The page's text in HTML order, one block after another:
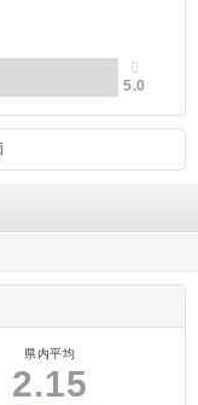
5.0
県内平均
2.15